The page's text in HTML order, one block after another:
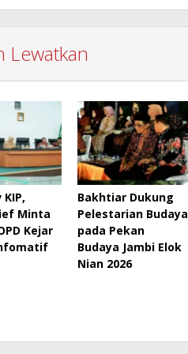
Lewatkan
Minta
Kejar
Bakhtiar Dukung
Pelestarian Budaya
pada Pekan
Budaya Jambi Elok
Nian 2026